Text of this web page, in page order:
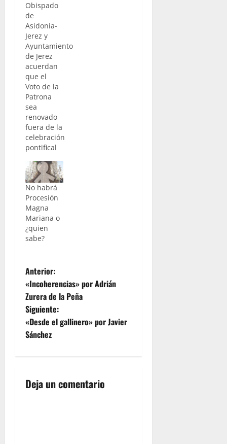
Obispado
de
Asidonia-
Jerez y
Ayuntamiento
de Jerez
acuerdan
que el
Voto de la
Patrona
sea
renovado
fuera de la
celebración
pontifical
No habrá
Procesión
Magna
Mariana o
¿quien
sabe?
N
a
v
e
a
Anterior:
«Incoherencias» por Adrián
Zurera de la Peña
Siguiente:
«Desde el gallinero» por Javier
Sánchez
Deja un comentario